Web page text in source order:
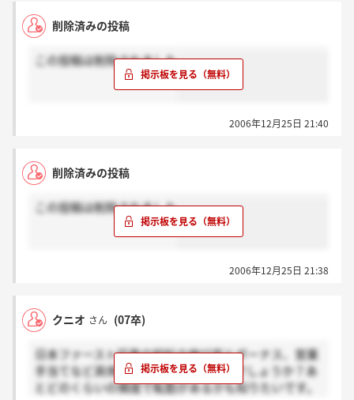
------------------------------------------------------------------------
--------
関東財務局長が日本ファースト証券株式会社（東京
円、役職員298名）を検査した結果、下記のとおり当
事実が認められたので、本日、証券取引等監視委員会
は、内閣総理大臣及び金融庁長官に対して、金融庁設
置法第20条第1項の規定に基づき、行政処分及びその
他の適切な措置を講ずるよう勧告した。
(1) 取引一任勘定取引の受託契約等を締結する行
日本ファースト証券株式会社は、平成17年7月1日か
ら同18年3月17日までの間、顧客26名との間で、外国
為替証拠金取引（以下「FX取引」という。）の受託に
つき、取引対象通貨、取引の数量、約定数値、売買の
別及び既に成立している取引を期限前に決済すること
について、顧客の同意を得ないで定めることができる
削除済みの投稿
この投稿は削除されました
2006年12月25日 21:40
削除済みの投稿
この投稿は削除されました
2006年12月25日 21:38
クニオ さん (07卒)
日本ファースト証券の給料の伸び率とボーナス、営業
手当てなど具体的に教えてもらえないでしょうか？あ
とどのくらいの頻度で転勤があるかも知りたいです。